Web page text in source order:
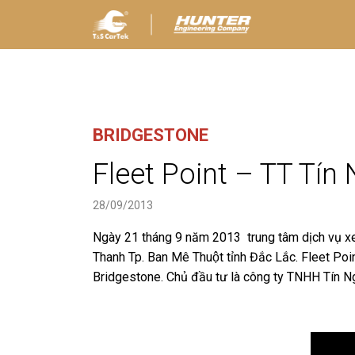
BRIDGESTONE
Fleet Point – TT Tín
28/09/2013
Ngày 21 tháng 9 năm 2013 trung tâm dịch vụ
Thanh Tp. Ban Mê Thuột tỉnh Đắc Lắc. Fleet
Bridgestone. Chủ đầu tư là công ty TNHH Tín